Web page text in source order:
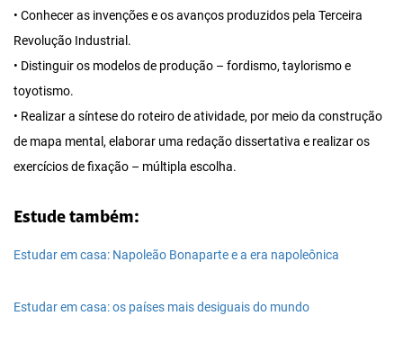
• Conhecer as invenções e os avanços produzidos pela Terceira
Revolução Industrial.
• Distinguir os modelos de produção – fordismo, taylorismo e
toyotismo.
• Realizar a síntese do roteiro de atividade, por meio da construção
de mapa mental, elaborar uma redação dissertativa e realizar os
exercícios de fixação – múltipla escolha.
Estude também:
Estudar em casa: Napoleão Bonaparte e a era napoleônica
Estudar em casa: os países mais desiguais do mundo